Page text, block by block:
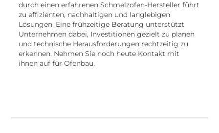
durch einen erfahrenen Schmelzofen-Hersteller führt
zu effizienten, nachhaltigen und langlebigen
Lösungen. Eine frühzeitige Beratung unterstützt
Unternehmen dabei, Investitionen gezielt zu planen
und technische Herausforderungen rechtzeitig zu
erkennen. Nehmen Sie noch heute Kontakt mit
ihnen auf für Ofenbau.